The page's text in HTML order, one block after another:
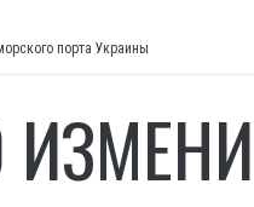
порта Украины